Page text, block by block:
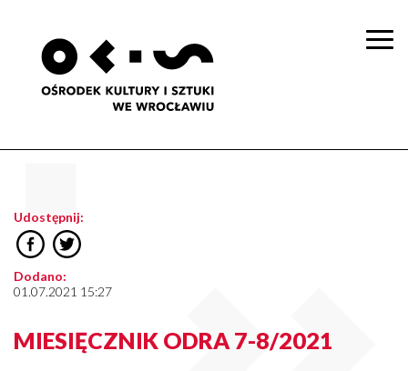
Udostępnij:
Dodano:
01.07.2021 15:27
MIESIĘCZNIK ODRA 7-8/2021